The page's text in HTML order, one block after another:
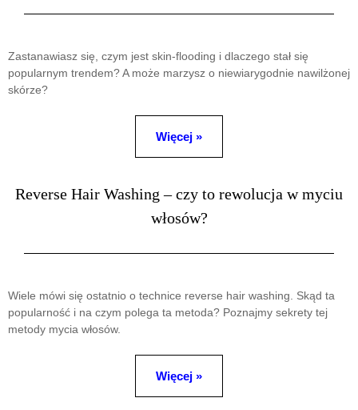
Zastanawiasz się, czym jest skin-flooding i dlaczego stał się
popularnym trendem? A może marzysz o niewiarygodnie nawilżonej
skórze?
Więcej »
Reverse Hair Washing – czy to rewolucja w myciu
włosów?
Wiele mówi się ostatnio o technice reverse hair washing. Skąd ta
popularność i na czym polega ta metoda? Poznajmy sekrety tej
metody mycia włosów.
Więcej »